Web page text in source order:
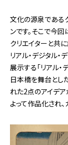
文化の源泉である
ンです。そこで今
クリエイターと共
リアル・デジタル・
展示する「リアル
日本橋を舞台とし
れた2点のアイデ
よって作品化され